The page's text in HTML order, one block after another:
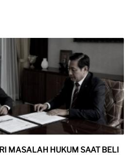
MASALAH HUKUM SAAT BELI